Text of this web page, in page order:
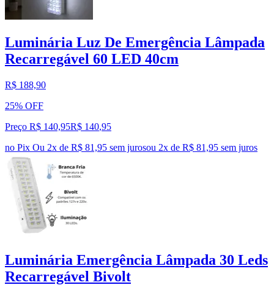
Luminária Luz De Emergência Lâmpada
Recarregável 60 LED 40cm
R$ 188,90
25% OFF
Preço R$ 140,95R$ 140,95
no Pix Ou 2x de R$ 81,95 sem jurosou 2x de R$ 81,95 sem juros
Luminária Emergência Lâmpada 30 Leds
Recarregável Bivolt